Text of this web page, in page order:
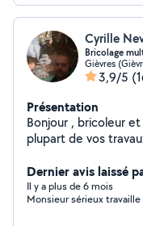
Cyrille
Bricolage
Gièvres
3,9/5
Présentation
Bonjour , bricoleur
plupart de vos
montage d'un mur
'placo, montage ou
bain, debouchage
Dernier avis laissé
Il y a plus de 6 mois